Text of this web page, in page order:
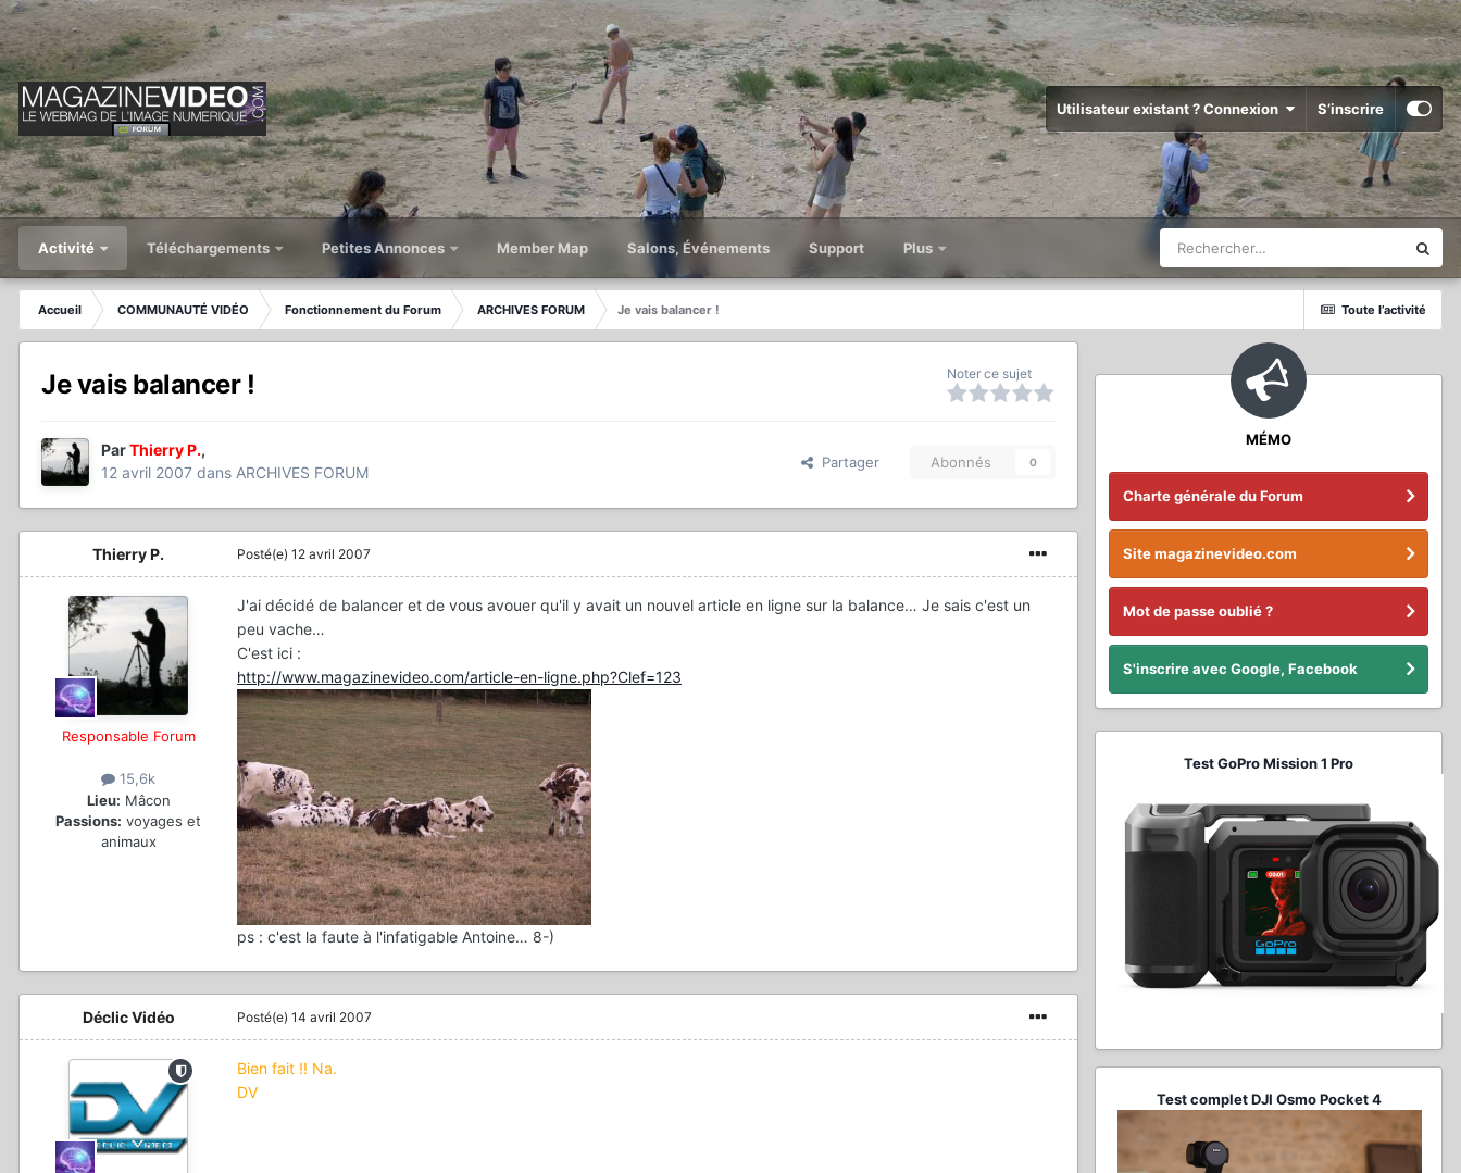
Utilisateur existant ? Connexion S’inscrire
Activité Téléchargements Petites Annonces Member Map Salons, Événements Support Plus
Toute l’activité
Accueil COMMUNAUTÉ VIDÉO Fonctionnement du Forum ARCHIVES FORUM Je vais balancer !
Je vais balancer ! Noter ce sujet
ParThierry P.,
12 avril 2007 dans ARCHIVES FORUM
Partager Abonnés 0
Thierry P.
Responsable Forum
15,6k
Lieu: Mâcon
Passions: voyages et
animaux
Posté(e) 12 avril 2007
J'ai décidé de balancer et de vous avouer qu'il y avait un nouvel article en ligne sur la balance… Je sais c'est un
peu vache…
C'est ici :
http://www.magazinevideo.com/article-en-ligne.php?Clef=123
ps : c'est la faute à l'infatigable Antoine… 8-)
Déclic Vidéo Posté(e) 14 avril 2007
Bien fait !! Na.
DV
MÉMO
Charte générale du Forum
Site magazinevideo.com
Mot de passe oublié ?
S'inscrire avec Google, Facebook
Test GoPro Mission 1 Pro
Test complet DJI Osmo Pocket 4